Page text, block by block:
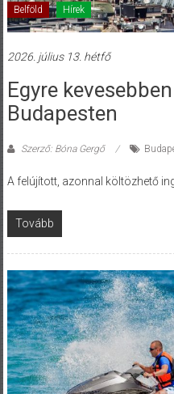
Belföld Hírek
2026. július 13. hétfő
Egyre
Budapesten
Szerző: Bóna Gergő
A felújított, azonnal költözhető
Tovább